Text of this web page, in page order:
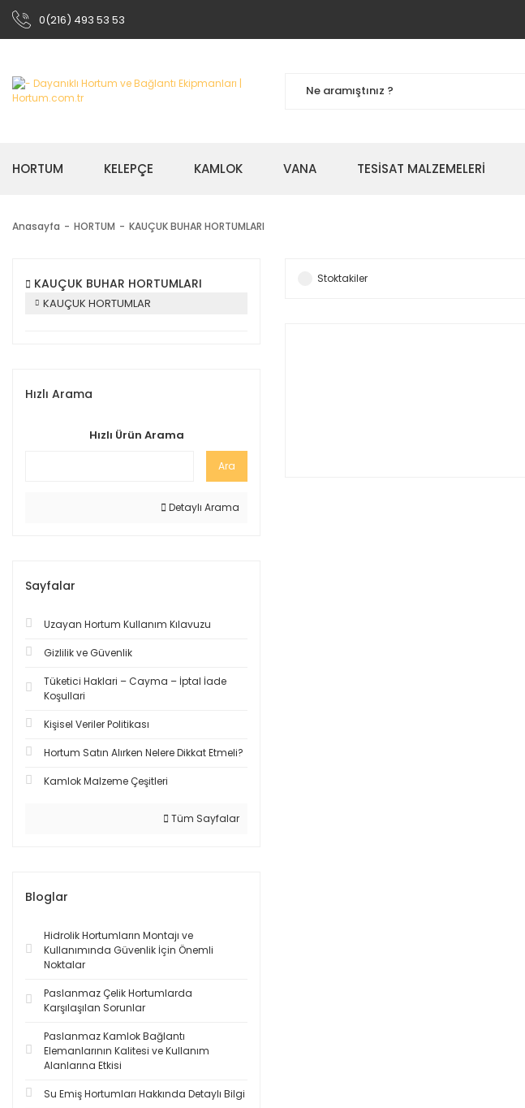
0(216) 493 53 53
HORTUM KELEPÇE KAMLOK VANA TESİSAT MALZEMELERİ
Anasayfa HORTUM KAUÇUK BUHAR HORTUMLARI
KAUÇUK BUHAR HORTUMLARI
KAUÇUK HORTUMLAR
Hızlı Arama
Hızlı Ürün Arama
Ara
Detaylı Arama
Sayfalar
Uzayan Hortum Kullanım Kılavuzu
Gizlilik ve Güvenlik
Tüketici Haklari – Cayma – İptal İade
Koşullari
Kişisel Veriler Politikası
Hortum Satın Alırken Nelere Dikkat Etmeli?
Kamlok Malzeme Çeşitleri
Tüm Sayfalar
Bloglar
Hidrolik Hortumların Montajı ve
Kullanımında Güvenlik İçin Önemli
Noktalar
Paslanmaz Çelik Hortumlarda
Karşılaşılan Sorunlar
Paslanmaz Kamlok Bağlantı
Elemanlarının Kalitesi ve Kullanım
Alanlarına Etkisi
Su Emiş Hortumları Hakkında Detaylı Bilgi
Stoktakiler